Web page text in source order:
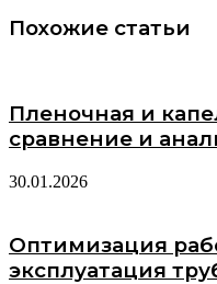
Похожие статьи
Пленочная и
сравнение и
30.01.2026
Оптимизация
эксплуатация